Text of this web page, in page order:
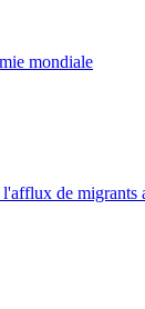
mondiale
l'afflux de migrants